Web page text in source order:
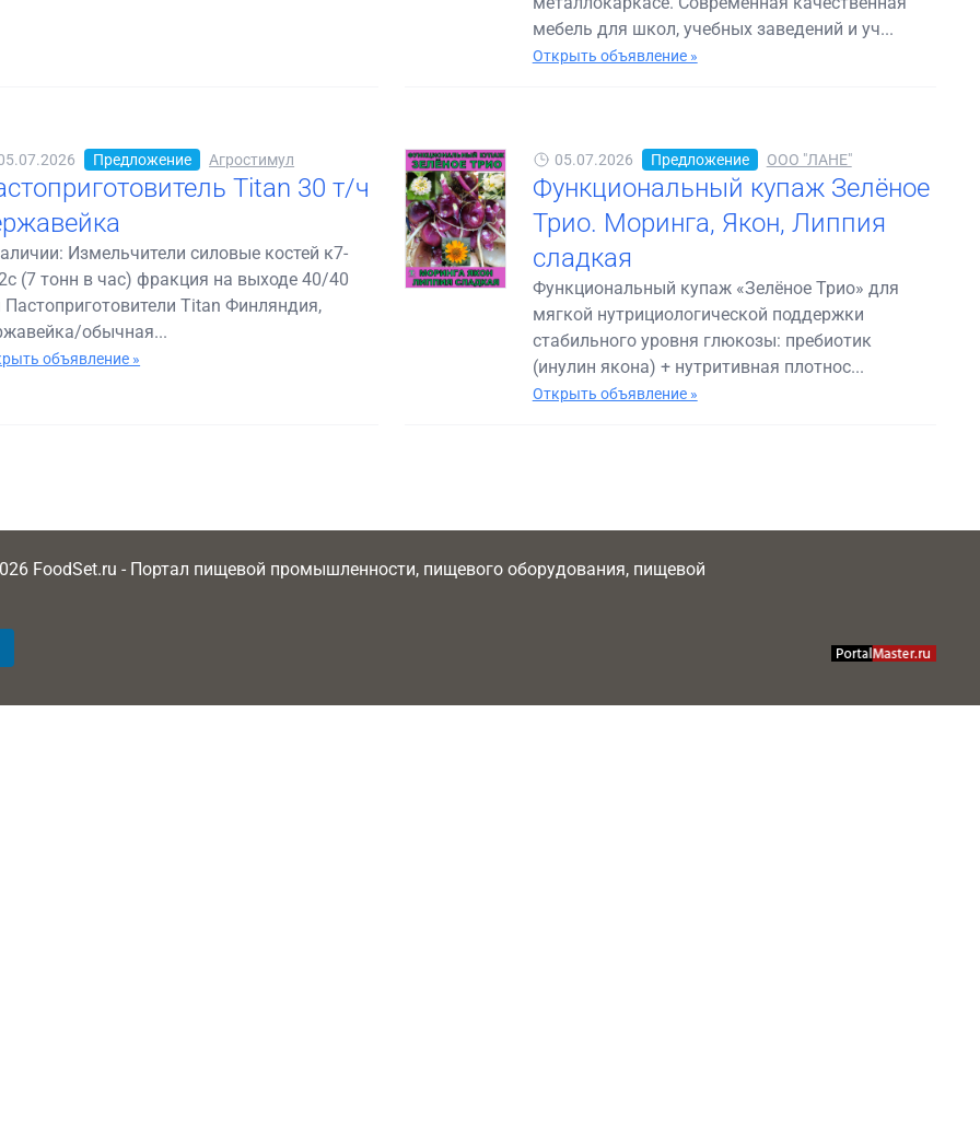
мебель для школ, учебных заведений и уч...
Открыть объявление »
Предложение Агростимул
Titan 30 т/ч
Измельчители силовые костей к7-
(7 тонн в час) фракция на выходе 40/40
Titan Финляндия,
обычная...
объявление »
05.07.2026 Предложение ООО "ЛАНЕ"
Функциональный купаж Зелёное
Трио. Моринга, Якон, Липпия
сладкая
Функциональный купаж «Зелёное Трио» для
мягкой нутрициологической поддержки
стабильного уровня глюкозы: пребиотик
(инулин якона) + нутритивная плотнос...
Открыть объявление »
FoodSet.ru - Портал пищевой промышленности, пищевого оборудования, пищевой